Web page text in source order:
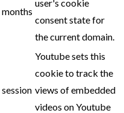
months
user's cookie
consent state for
the current domain.
session
Youtube sets this
cookie to track the
views of embedded
videos on Youtube